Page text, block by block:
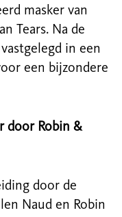
masker van
Tears. Na de
in een
een bijzondere
door Robin &
door de
Naud en Robin